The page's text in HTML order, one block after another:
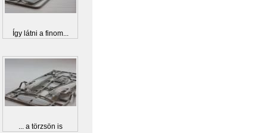
Így látni a finom...
... a törzsön is